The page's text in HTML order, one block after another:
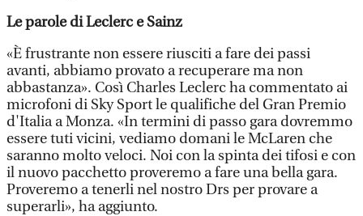
Le parole di Leclerc e Sainz
«È frustrante non essere riusciti a fare dei passi
avanti, abbiamo provato a recuperare ma non
abbastanza». Così Charles Leclerc ha commentato ai
microfoni di Sky Sport le qualifiche del Gran Premio
d'Italia a Monza. «In termini di passo gara dovremmo
essere tuti vicini, vediamo domani le McLaren che
saranno molto veloci. Noi con la spinta dei tifosi e con
il nuovo pacchetto proveremo a fare una bella gara.
Proveremo a tenerli nel nostro Drs per provare a
superarli», ha aggiunto.